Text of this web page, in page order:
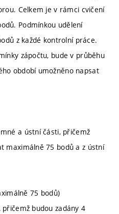
Celkem je v rámci cvičení
Podmínkou udělení
z každé kontrolní práce.
zápočtu, bude v průběhu
období umožněno napsat
a ústní části, přičemž
maximálně 75 bodů a z ústní
75 bodů)
budou zadány 4